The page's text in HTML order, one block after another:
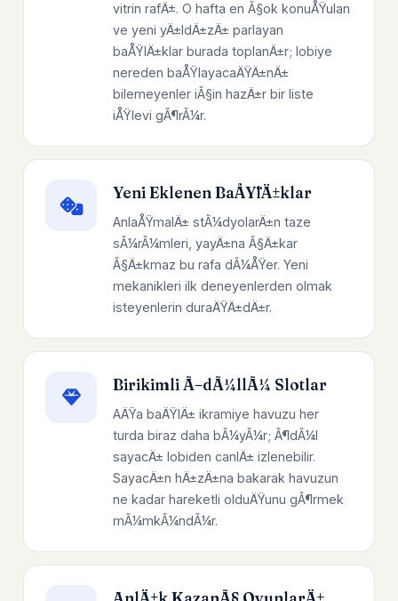
vitrin rafÄ±. O hafta en Ã§ok konuÅŸulan
ve yeni yÄ±ldÄ±zÄ± parlayan
baÅŸlÄ±klar burada toplanÄ±r; lobiye
nereden baÅŸlayacaÄŸÄ±nÄ±
bilemeyenler iÃ§in hazÄ±r bir liste
iÅŸlevi gÃ¶rÃ¼r.
Yeni Eklenen BaÅŸlÄ±klar
AnlaÅŸmalÄ± stÃ¼dyolarÄ±n taze
sÃ¼rÃ¼mleri, yayÄ±na Ã§Ä±kar
Ã§Ä±kmaz bu rafa dÃ¼ÅŸer. Yeni
mekanikleri ilk deneyenlerden olmak
isteyenlerin duraÄŸÄ±dÄ±r.
Birikimli Ã–dÃ¼llÃ¼ Slotlar
AÄŸa baÄŸlÄ± ikramiye havuzu her
turda biraz daha bÃ¼yÃ¼r; Ã¶dÃ¼l
sayacÄ± lobiden canlÄ± izlenebilir.
SayacÄ±n hÄ±zÄ±na bakarak havuzun
ne kadar hareketli olduÄŸunu gÃ¶rmek
mÃ¼mkÃ¼ndÃ¼r.